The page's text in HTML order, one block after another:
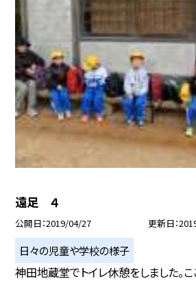
遠足 ４
公開日 2019/04/27 更新日
日々の児童や学校の様子
神田地蔵堂でトイレ休憩をしました。